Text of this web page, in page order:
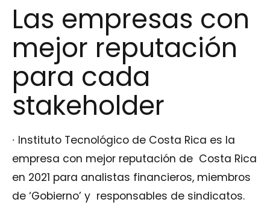
Las empresas con
mejor reputación
para cada
stakeholder
∙ Instituto Tecnológico de Costa Rica es la
empresa con mejor reputación de Costa Rica
en 2021 para analistas financieros, miembros
de ‘Gobierno’ y responsables de sindicatos.